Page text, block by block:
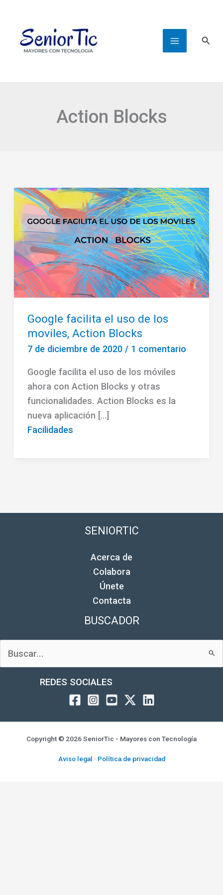
contenido
Action Blocks
Google facilita el uso de los
moviles, Action Blocks
7 de diciembre de 2020 / 1 comentario
Google facilita el uso de los móviles
ahora con Action Blocks y otras
funcionalidades. Action Blocks es la
nueva aplicación […]
Facilidades
SENIORTIC
Acerca de
Colabora
Únete
Contacta
BUSCADOR
REDES SOCIALES
Copyright © 2026 SeniorTic - Mayores con Tecnología
Aviso legal · Política de privacidad